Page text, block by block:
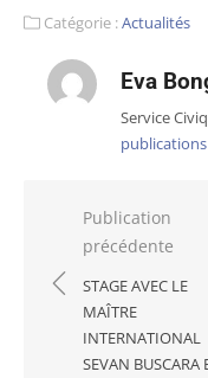
Catégorie :Actualités
Eva
Service
Navigation
l’article
Publication
précédente
STAGE AVEC LE
MAÎTRE
INTERNATIONAL
SEVAN BUSCARA